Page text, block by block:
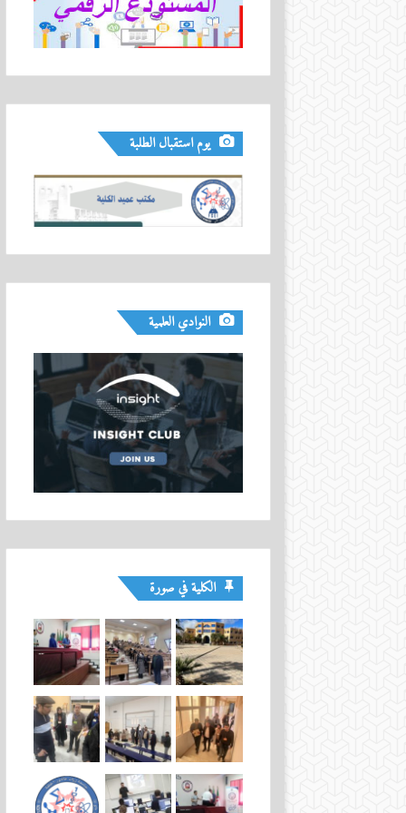
يوم استقبال الطلبة
النوادي العلمية
الكلية في صورة